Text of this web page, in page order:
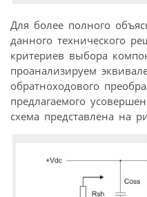
Для более полного
данного технического
критериев выбора
проанализируем
обратноходового
предлагаемого
схема представлена на